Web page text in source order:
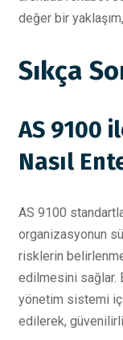
değer bir
Sıkça
AS 9100
Nasıl
AS 9100
organizasyonun
risklerin
edilmesini sağlar.
yönetim sistemi
edilerek,